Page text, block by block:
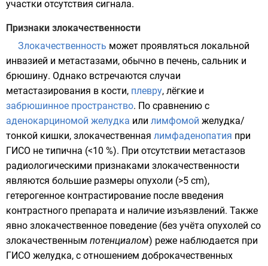
участки отсутствия сигнала.
Признаки злокачественности
Злокачественность может проявляться локальной
инвазией и метастазами, обычно в печень, сальник и
брюшину. Однако встречаются случаи
метастазирования в кости, плевру, лёгкие и
забрюшинное пространство. По сравнению с
аденокарциномой желудка или лимфомой желудка/
тонкой кишки, злокачественная лимфаденопатия при
ГИСО не типична (<10 %). При отсутствии метастазов
радиологическими признаками злокачественности
являются большие размеры опухоли (>5 cm),
гетерогенное контрастирование после введения
контрастного препарата и наличие изъязвлений. Также
явно злокачественное поведение (без учёта опухолей со
злокачественным потенциалом) реже наблюдается при
ГИСО желудка, с отношением доброкачественных